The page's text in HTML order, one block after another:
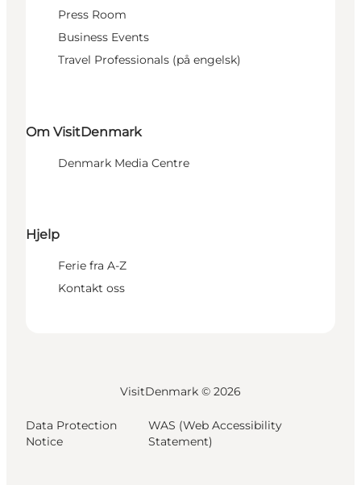
Press Room
Business Events
Travel Professionals (på engelsk)
Om VisitDenmark
Denmark Media Centre
Hjelp
Ferie fra A-Z
Kontakt oss
VisitDenmark © 2026
Data Protection
Notice
WAS (Web Accessibility
Statement)